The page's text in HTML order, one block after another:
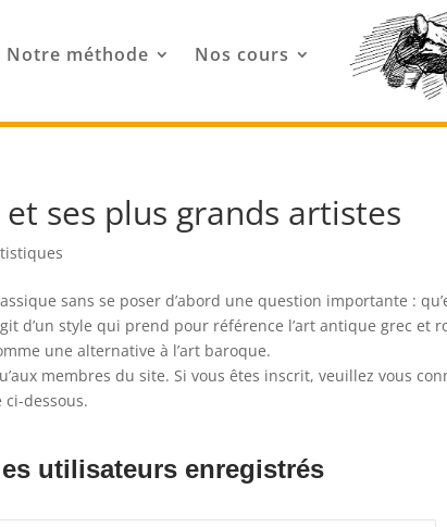
Notre méthode Nos cours
et ses plus grands artistes
sans se poser d’abord une question importante :
d’un style qui prend pour référence l’art antique grec et
une alternative à l’art baroque.
membres du site. Si vous êtes inscrit, veuillez vous
dessous.
utilisateurs enregistrés